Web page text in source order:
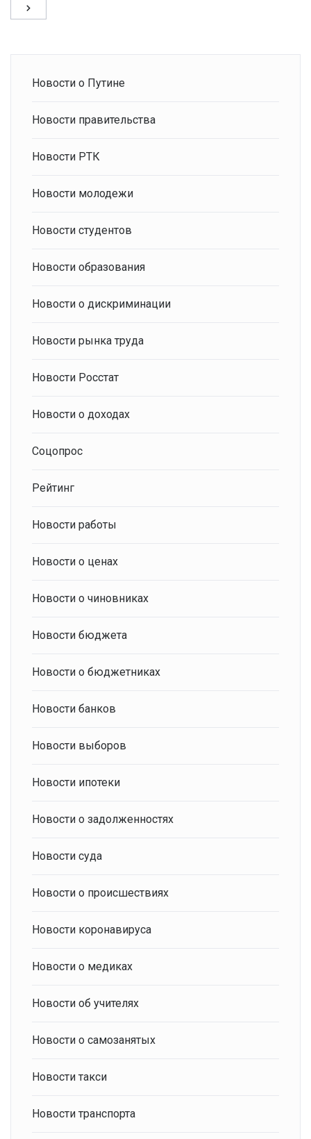
Новости о Путине
Новости правительства
Новости РТК
Новости молодежи
Новости студентов
Новости образования
Новости о дискриминации
Новости рынка труда
Новости Росстат
Новости о доходах
Соцопрос
Рейтинг
Новости работы
Новости о ценах
Новости о чиновниках
Новости бюджета
Новости о бюджетниках
Новости банков
Новости выборов
Новости ипотеки
Новости о задолженностях
Новости суда
Новости о происшествиях
Новости коронавируса
Новости о медиках
Новости об учителях
Новости о самозанятых
Новости такси
Новости транспорта